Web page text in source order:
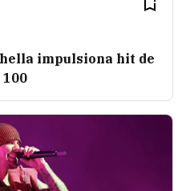
impulsiona hit de